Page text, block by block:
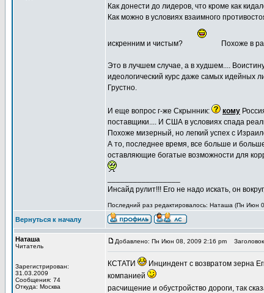
Как донести до лидеров, что кроме как
Как можно в условиях взаимного
искренним и чистым? Похоже в
Это в лучшем случае, а в худшем....
идеологический курс даже самых идейных
Грустно.
И еще вопрос г-же Скрынник: кому
поставщики.... И США в условиях спада
Похоже мизерный, но легкий успех с
А то, последнее время, все больше и
оставляющие богатые возможности для
Инсайд рулит!!! Его не надо искать, он
Последний раз редактировалось: Наташа (Пн Июн
Вернуться к началу
Наташа
Читатель
Зарегистрирован:
31.03.2009
Сообщения: 74
Откуда: Москва
Добавлено: Пн Июн 08, 2009 2:16 pm
КСТАТИ
Инциндент с возвратом зерна
компанией
расчищение и обустройство дороги, так